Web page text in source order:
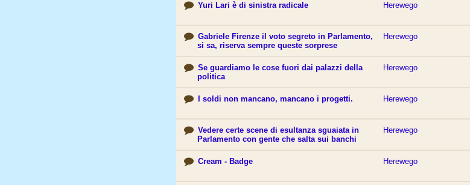
Yuri Lari è di sinistra radicale Herewego
Gabriele Firenze il voto segreto in Parlamento,
si sa, riserva sempre queste sorprese
Herewego
Se guardiamo le cose fuori dai palazzi della
politica
Herewego
I soldi non mancano, mancano i progetti. Herewego
Vedere certe scene di esultanza sguaiata in
Parlamento con gente che salta sui banchi
Herewego
Cream - Badge Herewego